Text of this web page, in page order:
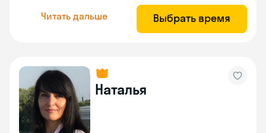
Читать дальше Выбрать время
Наталья